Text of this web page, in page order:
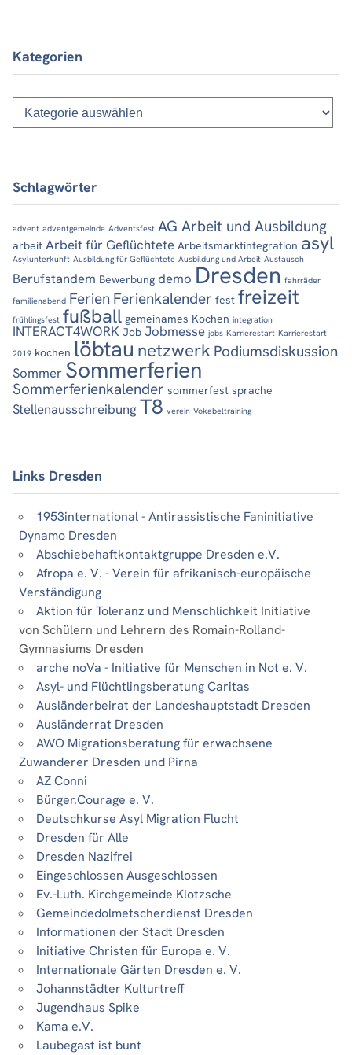
Kategorien
Kategorien
Schlagwörter
advent adventgemeinde Adventsfest AG Arbeit und Ausbildung
arbeit Arbeit für Geflüchtete Arbeitsmarktintegration asyl
Asylunterkunft Ausbildung für Geflüchtete Ausbildung und Arbeit Austausch
Berufstandem Bewerbung demo Dresden fahrräder
familienabend Ferien Ferienkalender fest freizeit
frühlingsfest fußball gemeinames Kochen integration
INTERACT4WORK Job Jobmesse jobs Karrierestart Karrierestart
2019 kochen löbtau netzwerk Podiumsdiskussion
Sommer Sommerferien
Sommerferienkalender sommerfest sprache
Stellenausschreibung T8 verein Vokabeltraining
Links Dresden
1953international - Antirassistische Faninitiative
Dynamo Dresden
Abschiebehaftkontaktgruppe Dresden e.V.
Afropa e. V. - Verein für afrikanisch-europäische
Verständigung
Aktion für Toleranz und Menschlichkeit Initiative
von Schülern und Lehrern des Romain-Rolland-
Gymnasiums Dresden
arche noVa - Initiative für Menschen in Not e. V.
Asyl- und Flüchtlingsberatung Caritas
Ausländerbeirat der Landeshauptstadt Dresden
Ausländerrat Dresden
AWO Migrationsberatung für erwachsene
Zuwanderer Dresden und Pirna
AZ Conni
Bürger.Courage e. V.
Deutschkurse Asyl Migration Flucht
Dresden für Alle
Dresden Nazifrei
Eingeschlossen Ausgeschlossen
Ev.-Luth. Kirchgemeinde Klotzsche
Gemeindedolmetscherdienst Dresden
Informationen der Stadt Dresden
Initiative Christen für Europa e. V.
Internationale Gärten Dresden e. V.
Johannstädter Kulturtreff
Jugendhaus Spike
Kama e.V.
Laubegast ist bunt